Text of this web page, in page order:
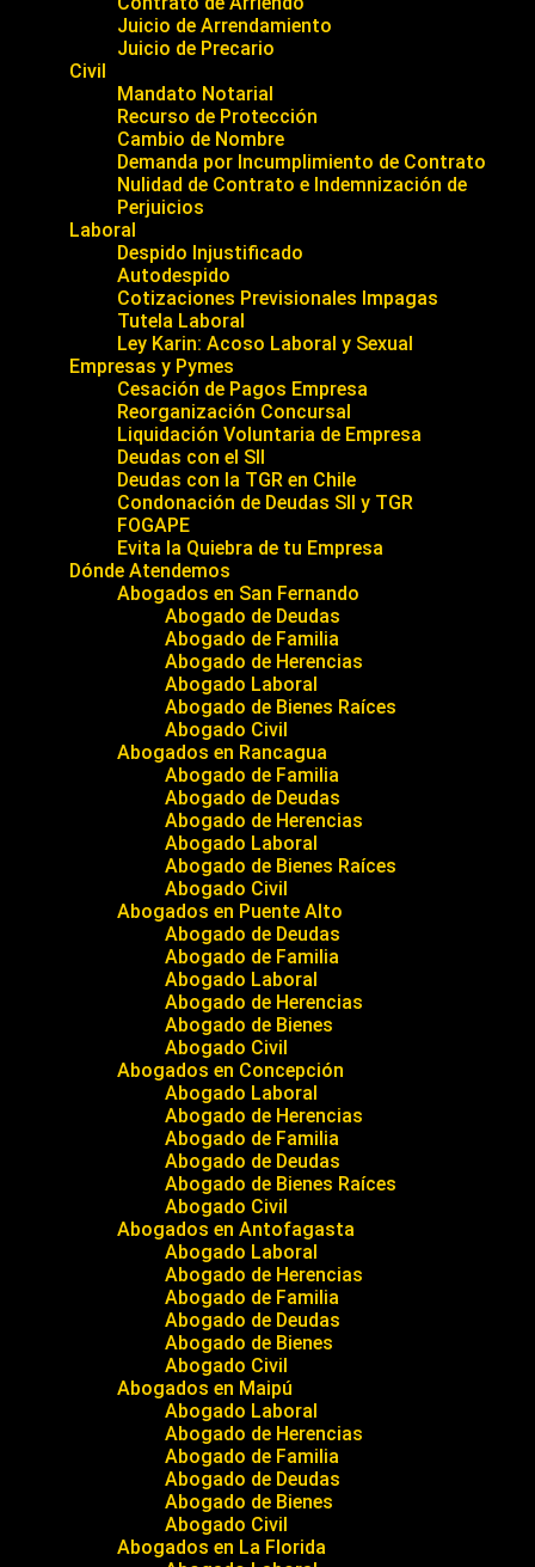
Juicio de Arrendamiento
Juicio de Precario
Civil
Mandato Notarial
Recurso de Protección
Cambio de Nombre
Demanda por Incumplimiento de Contrato
Nulidad de Contrato e Indemnización de
Perjuicios
Laboral
Despido Injustificado
Autodespido
Cotizaciones Previsionales Impagas
Tutela Laboral
Ley Karin: Acoso Laboral y Sexual
Empresas y Pymes
Cesación de Pagos Empresa
Reorganización Concursal
Liquidación Voluntaria de Empresa
Deudas con el SII
Deudas con la TGR en Chile
Condonación de Deudas SII y TGR
FOGAPE
Evita la Quiebra de tu Empresa
Dónde Atendemos
Abogados en San Fernando
Abogado de Deudas
Abogado de Familia
Abogado de Herencias
Abogado Laboral
Abogado de Bienes Raíces
Abogado Civil
Abogados en Rancagua
Abogado de Familia
Abogado de Deudas
Abogado de Herencias
Abogado Laboral
Abogado de Bienes Raíces
Abogado Civil
Abogados en Puente Alto
Abogado de Deudas
Abogado de Familia
Abogado Laboral
Abogado de Herencias
Abogado de Bienes
Abogado Civil
Abogados en Concepción
Abogado Laboral
Abogado de Herencias
Abogado de Familia
Abogado de Deudas
Abogado de Bienes Raíces
Abogado Civil
Abogados en Antofagasta
Abogado Laboral
Abogado de Herencias
Abogado de Familia
Abogado de Deudas
Abogado de Bienes
Abogado Civil
Abogados en Maipú
Abogado Laboral
Abogado de Herencias
Abogado de Familia
Abogado de Deudas
Abogado de Bienes
Abogado Civil
Abogados en La Florida